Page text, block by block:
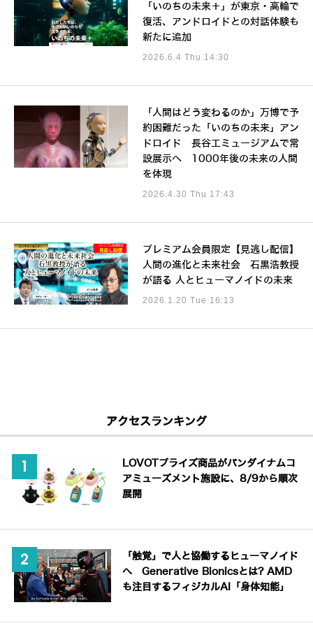
「いのちの未来＋」が東京・高輪で
復活、アンドロイドとの対話体験も
新たに追加
2026.6.4 Thu 14:30
「人間はどう変わるのか」万博で予
約困難だった「いのちの未来」アン
ドロイド 長谷工ミュージアムで常
設展示へ 1000年後の未来の人間
を体現
2026.4.30 Thu 17:43
プレミアム会員限定【見逃し配信】
人間の進化と未来社会 石黒浩教授
が語る 人とヒューマノイドの未来
2026.1.20 Tue 16:13
アクセスランキング
LOVOTプライズ商品がバンダイナムコ
アミューズメント施設に、8/9から順次
展開
「触覚」で人と協働するヒューマノイド
へ Generative Bionicsとは? AMD
も注目するフィジカルAI「身体知能」